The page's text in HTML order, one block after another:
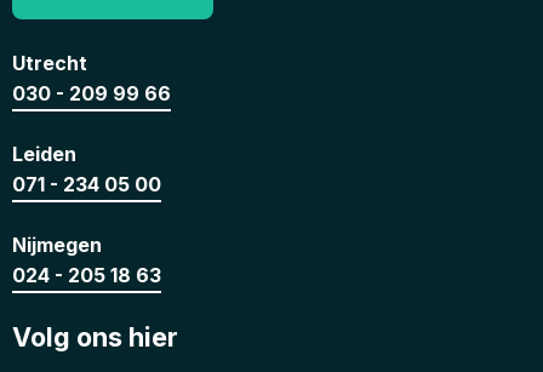
Utrecht
030 - 209 99 66
Leiden
071 - 234 05 00
Nijmegen
024 - 205 18 63
Volg ons hier